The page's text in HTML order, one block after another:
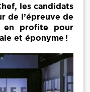
les candidats
de l’épreuve de
en profite pour
et éponyme !